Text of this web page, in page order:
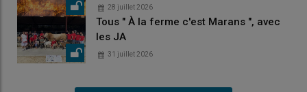
28 juillet 2026
Tous " À la ferme c'est Marans ", avec
les JA
31 juillet 2026